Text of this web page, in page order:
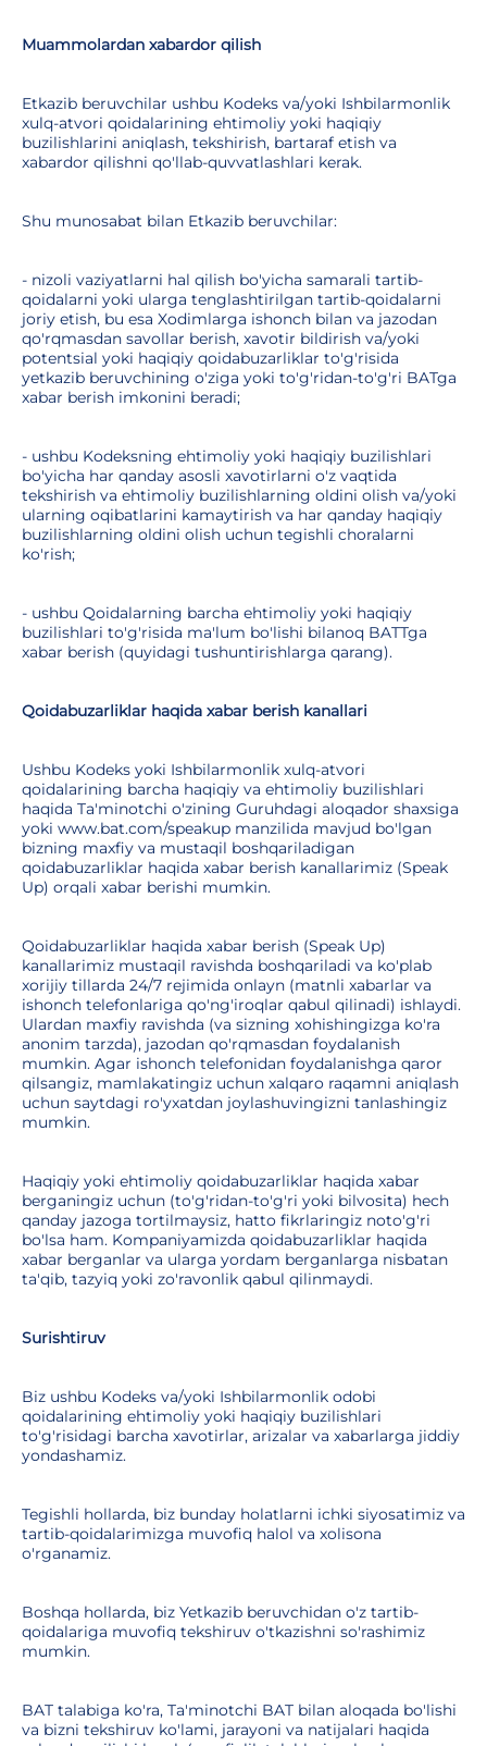
Muammolardan xabardor qilish
Etkazib beruvchilar ushbu Kodeks va/yoki Ishbilarmonlik
xulq-atvori qoidalarining ehtimoliy yoki haqiqiy
buzilishlarini aniqlash, tekshirish, bartaraf etish va
xabardor qilishni qo'llab-quvvatlashlari kerak.
Shu munosabat bilan Etkazib beruvchilar:
- nizoli vaziyatlarni hal qilish bo'yicha samarali tartib-
qoidalarni yoki ularga tenglashtirilgan tartib-qoidalarni
joriy etish, bu esa Xodimlarga ishonch bilan va jazodan
qo'rqmasdan savollar berish, xavotir bildirish va/yoki
potentsial yoki haqiqiy qoidabuzarliklar to'g'risida
yetkazib beruvchining o'ziga yoki to'g'ridan-to'g'ri BATga
xabar berish imkonini beradi;
- ushbu Kodeksning ehtimoliy yoki haqiqiy buzilishlari
bo'yicha har qanday asosli xavotirlarni o'z vaqtida
tekshirish va ehtimoliy buzilishlarning oldini olish va/yoki
ularning oqibatlarini kamaytirish va har qanday haqiqiy
buzilishlarning oldini olish uchun tegishli choralarni
ko'rish;
- ushbu Qoidalarning barcha ehtimoliy yoki haqiqiy
buzilishlari to'g'risida ma'lum bo'lishi bilanoq BATTga
xabar berish (quyidagi tushuntirishlarga qarang).
Qoidabuzarliklar haqida xabar berish kanallari
Ushbu Kodeks yoki Ishbilarmonlik xulq-atvori
qoidalarining barcha haqiqiy va ehtimoliy buzilishlari
haqida Ta'minotchi o'zining Guruhdagi aloqador shaxsiga
yoki www.bat.com/speakup manzilida mavjud bo'lgan
bizning maxfiy va mustaqil boshqariladigan
qoidabuzarliklar haqida xabar berish kanallarimiz (Speak
Up) orqali xabar berishi mumkin.
Qoidabuzarliklar haqida xabar berish (Speak Up)
kanallarimiz mustaqil ravishda boshqariladi va ko'plab
xorijiy tillarda 24/7 rejimida onlayn (matnli xabarlar va
ishonch telefonlariga qo'ng'iroqlar qabul qilinadi) ishlaydi.
Ulardan maxfiy ravishda (va sizning xohishingizga ko'ra
anonim tarzda), jazodan qo'rqmasdan foydalanish
mumkin. Agar ishonch telefonidan foydalanishga qaror
qilsangiz, mamlakatingiz uchun xalqaro raqamni aniqlash
uchun saytdagi ro'yxatdan joylashuvingizni tanlashingiz
mumkin.
Haqiqiy yoki ehtimoliy qoidabuzarliklar haqida xabar
berganingiz uchun (to'g'ridan-to'g'ri yoki bilvosita) hech
qanday jazoga tortilmaysiz, hatto fikrlaringiz noto'g'ri
bo'lsa ham. Kompaniyamizda qoidabuzarliklar haqida
xabar berganlar va ularga yordam berganlarga nisbatan
ta'qib, tazyiq yoki zo'ravonlik qabul qilinmaydi.
Surishtiruv
Biz ushbu Kodeks va/yoki Ishbilarmonlik odobi
qoidalarining ehtimoliy yoki haqiqiy buzilishlari
to'g'risidagi barcha xavotirlar, arizalar va xabarlarga jiddiy
yondashamiz.
Tegishli hollarda, biz bunday holatlarni ichki siyosatimiz va
tartib-qoidalarimizga muvofiq halol va xolisona
o'rganamiz.
Boshqa hollarda, biz Yetkazib beruvchidan o'z tartib-
qoidalariga muvofiq tekshiruv o'tkazishni so'rashimiz
mumkin.
BAT talabiga ko'ra, Ta'minotchi BAT bilan aloqada bo'lishi
va bizni tekshiruv ko'lami, jarayoni va natijalari haqida